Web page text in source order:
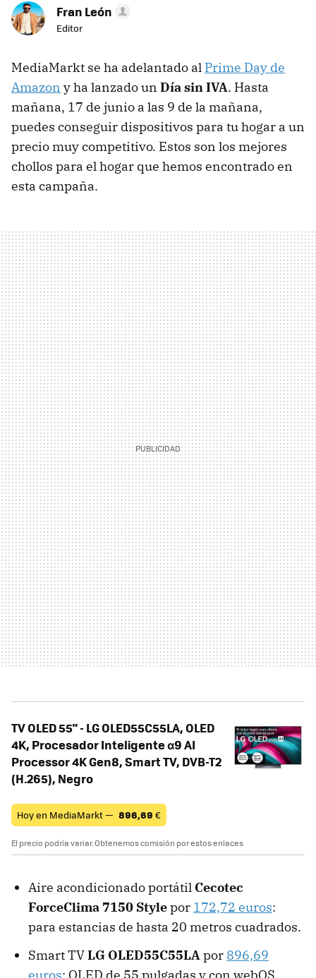
Fran León
Editor
MediaMarkt se ha adelantado al Prime Day de
Amazon y ha lanzado un Día sin IVA. Hasta
mañana, 17 de junio a las 9 de la mañana,
puedes conseguir dispositivos para tu hogar a un
precio muy competitivo. Estos son los mejores
chollos para el hogar que hemos encontrado en
esta campaña.
TV OLED 55" - LG OLED55C55LA, OLED
4K, Procesador Inteligente α9 AI
Processor 4K Gen8, Smart TV, DVB-T2
(H.265), Negro
Hoy en MediaMarkt — 896,69 €
El precio podría variar. Obtenemos comisión por estos enlaces
Aire acondicionado portátil Cecotec
ForceClima 7150 Stylepor 172,72 euros:
para estancias de hasta 20 metros cuadrados.
Smart TVLG OLED55C55LApor 896,69